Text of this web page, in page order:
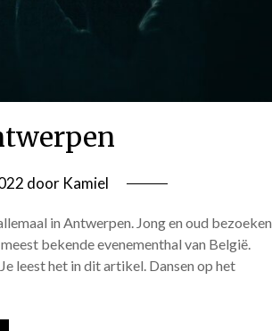
door Kamiel
in Antwerpen. Jong en oud bezoeken
bekende evenementhal van België.
leest het in dit artikel. Dansen op het